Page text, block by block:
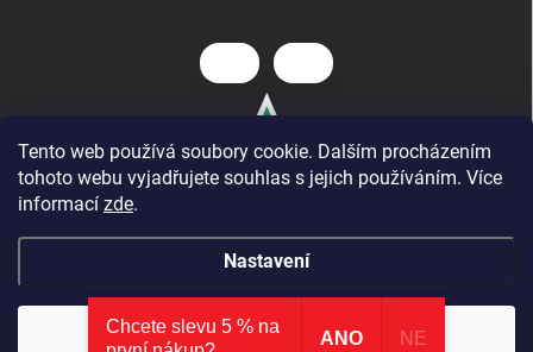
Tento web používá soubory cookie. Dalším procházením
tohoto webu vyjadřujete souhlas s jejich používáním. Více
informací zde.
Nastavení
Souhlasím
Copyright 2026Hezký dětský nábytek . Všechna práva vyhrazena.
⭐ AKCE: nová kategorie zlevněných produktů
Chcete slevu 5 % na
ANO NE